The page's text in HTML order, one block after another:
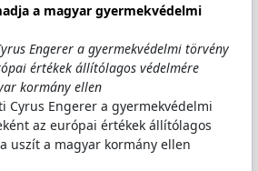
a magyar gyermekvédelmi
Engerer a gyermekvédelmi törvény
értékek állítólagos védelmére
kormány ellen
Cyrus Engerer a gyermekvédelmi
az európai értékek állítólagos
uszít a magyar kormány ellen